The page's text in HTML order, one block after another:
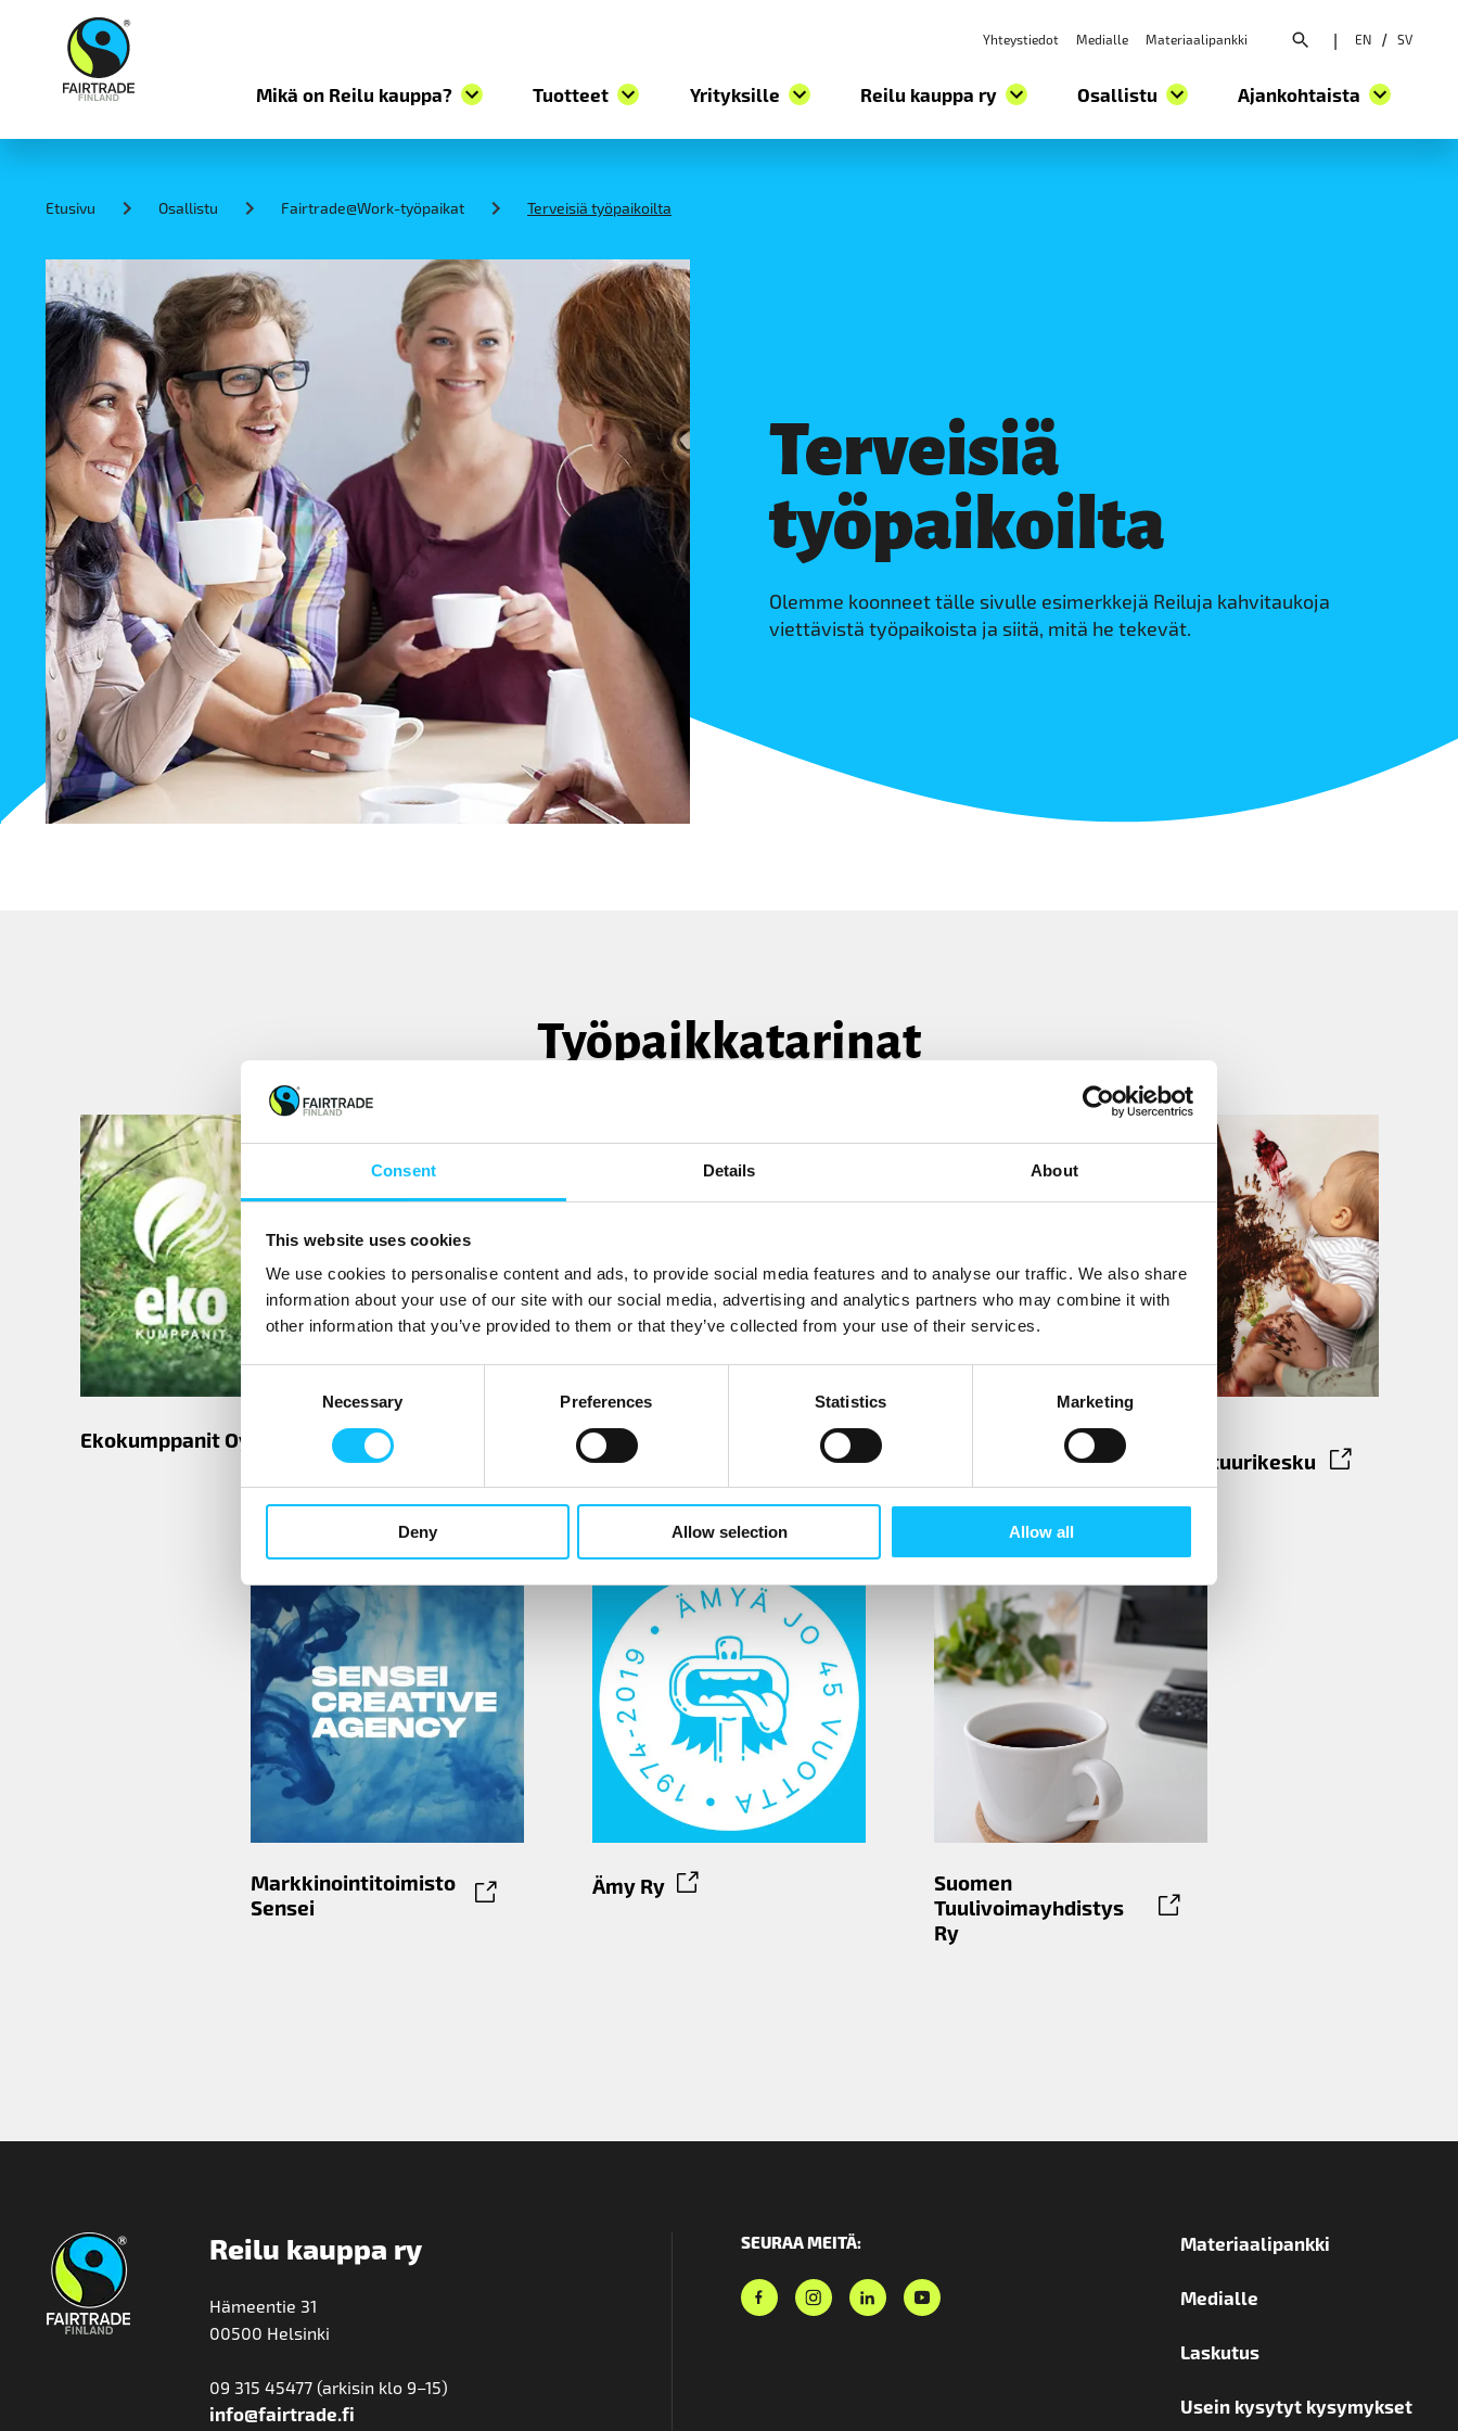
Consent Details About
This website uses cookies
We use cookies to personalise content and ads, to provide social media features and to analyse our traffic. We also share
information about your use of our site with our social media, advertising and analytics partners who may combine it with
other information that you’ve provided to them or that they’ve collected from your use of their services.
Consent
Selection
Necessary Preferences Statistics Marketing
Deny Allow selection Allow all
Yhteystiedot Medialle Materiaalipankki Avaa hakuvalikko
EN / SV
Mikä on Reilu kauppa? Tuotteet Yrityksille Reilu kauppa ry Osallistu Ajankohtaista
Etusivu Osallistu Fairtrade@Work-työpaikat Terveisiä työpaikoilta
Terveisiä
työpaikoilta
Olemme koonneet tälle sivulle esimerkkejä Reiluja kahvitaukoja
viettävistä työpaikoista ja siitä, mitä he tekevät.
Työpaikkatarinat
Ekokumppanit Oy
Kiinteistömaailma
Pääkaupunkiseudun
Kierrätyskeskus Oy
Porin
Lastenkulttuurikesku
s
Markkinointitoimisto
Sensei
Ämy Ry
Suomen
Tuulivoimayhdistys
Ry
Reilu kauppa ry
Hämeentie 31
00500 Helsinki
09 315 45477 (arkisin klo 9–15)
info@fairtrade.fi
SEURAA MEITÄ: Materiaalipankki
Medialle
Laskutus
Usein kysytyt kysymykset